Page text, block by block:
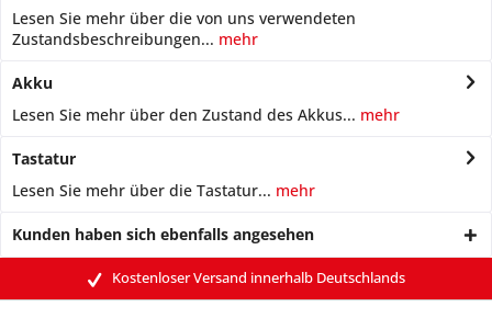
Lesen Sie mehr über die von uns verwendeten
Zustandsbeschreibungen... mehr
Akku
Lesen Sie mehr über den Zustand des Akkus... mehr
Tastatur
Lesen Sie mehr über die Tastatur... mehr
Kunden haben sich ebenfalls angesehen
Kostenloser Versand innerhalb Deutschlands